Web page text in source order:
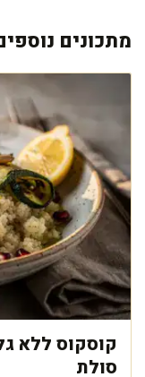
מתכונים
קוסקוס ללא
סולת